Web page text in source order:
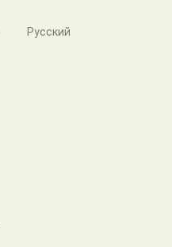
Русский